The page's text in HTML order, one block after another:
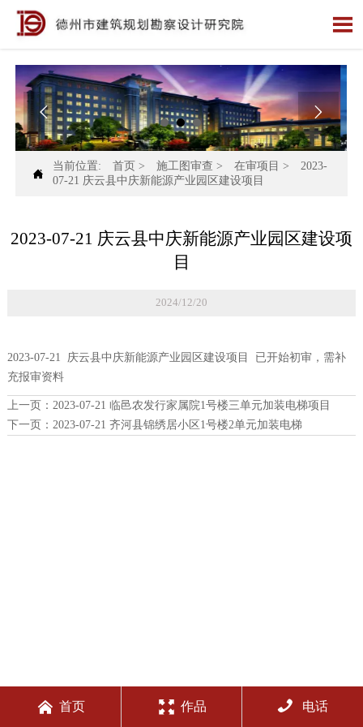

 

当前位置: 首页 > 施工图审查 > 在审项目 >
2023-
07-21 庆云县中庆新能源产业园区建设项目
2023-07-21 庆云县中庆新能源产业园区建设项
目
2024/12/20
2023-07-21 庆云县中庆新能源产业园区建设项目 已开始初审，需补
充报审资料
上一页：
2023-07-21 临邑农发行家属院1号楼三单元加装电梯项目
下一页：
2023-07-21 齐河县锦绣居小区1号楼2单元加装电梯
 首页  作品  电话